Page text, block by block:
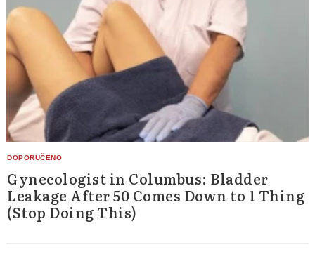
Gynecologist in Columbus: Bladder
Leakage After 50 Comes Down to 1 Thing
(Stop Doing This)